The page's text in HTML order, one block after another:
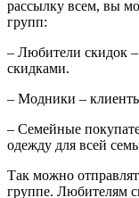
рассылку всем, вы
групп:
– Любители скидок
скидками.
– Модники –
– Семейные
одежду для всей
Так можно
группе. Любителям